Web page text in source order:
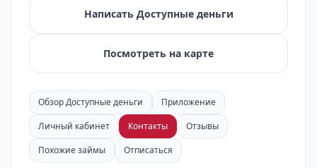
Написать Доступные деньги
Посмотреть на карте
Обзор Доступные деньги
Приложение
Личный кабинет
Контакты
Отзывы
Похожие займы
Отписаться